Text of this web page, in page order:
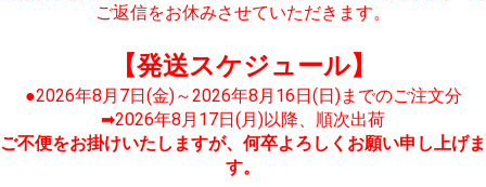
ご返信をお休みさせていただきます。
【発送スケジュール】
●2026年8月7日(金)～2026年8月16日(日)までのご注文分
➡2026年8月17日(月)以降、順次出荷
ご不便をお掛けいたしますが、何卒よろしくお願い申し上げま
す。